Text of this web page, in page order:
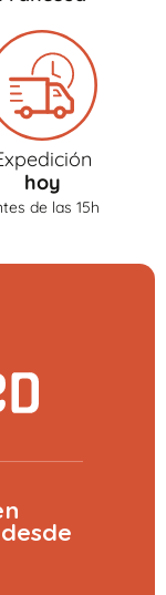
hoy
de las 15h